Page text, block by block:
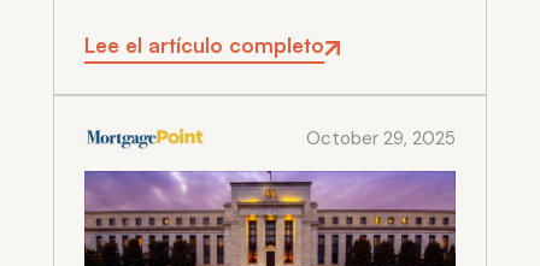
Lee el artículo completo
October 29, 2025